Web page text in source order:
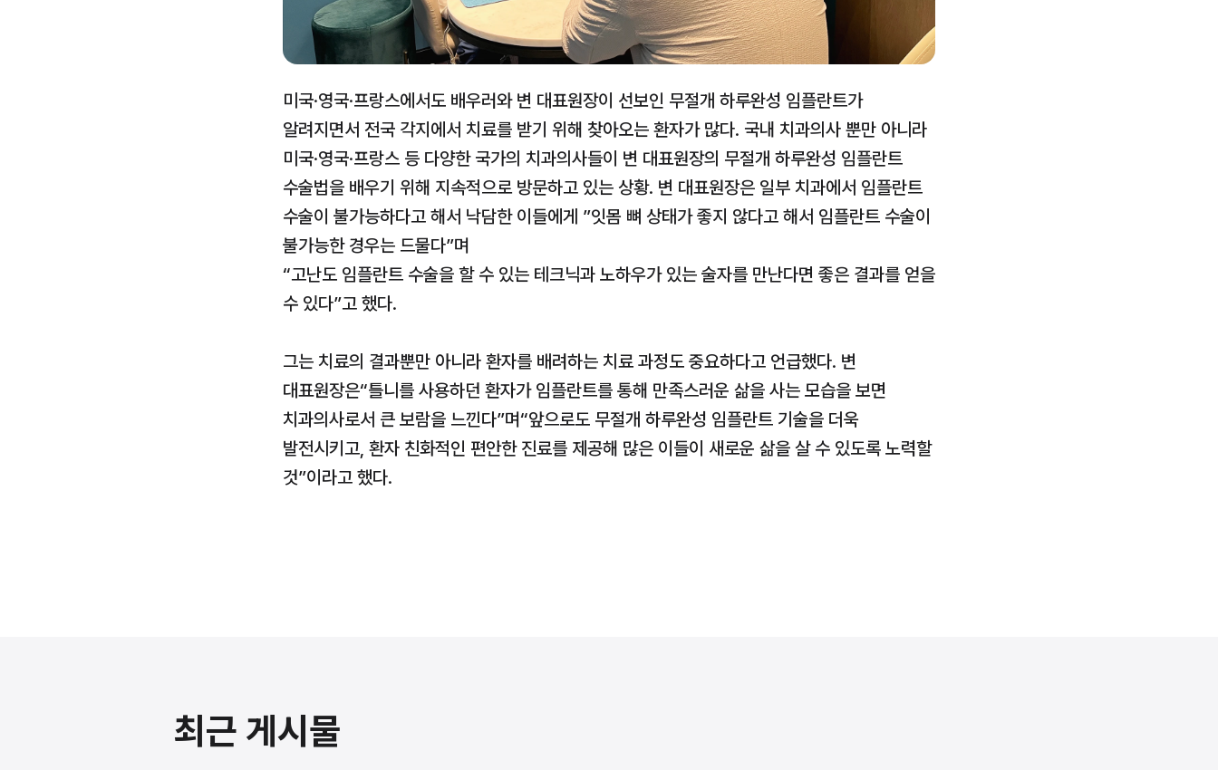
미국·영국·프랑스에서도 배우러와 변 대표원장이 선보인 무절개 하루완성 임플란트가
알려지면서 전국 각지에서 치료를 받기 위해 찾아오는 환자가 많다. 국내 치과의사 뿐만 아니라
미국·영국·프랑스 등 다양한 국가의 치과의사들이 변 대표원장의 무절개 하루완성 임플란트
수술법을 배우기 위해 지속적으로 방문하고 있는 상황. 변 대표원장은 일부 치과에서 임플란트
수술이 불가능하다고 해서 낙담한 이들에게 ”잇몸 뼈 상태가 좋지 않다고 해서 임플란트 수술이
불가능한 경우는 드물다”며
“고난도 임플란트 수술을 할 수 있는 테크닉과 노하우가 있는 술자를 만난다면 좋은 결과를 얻을
수 있다”고 했다.
그는 치료의 결과뿐만 아니라 환자를 배려하는 치료 과정도 중요하다고 언급했다. 변
대표원장은“틀니를 사용하던 환자가 임플란트를 통해 만족스러운 삶을 사는 모습을 보면
치과의사로서 큰 보람을 느낀다”며“앞으로도 무절개 하루완성 임플란트 기술을 더욱
발전시키고, 환자 친화적인 편안한 진료를 제공해 많은 이들이 새로운 삶을 살 수 있도록 노력할
것”이라고 했다.
최근 게시물